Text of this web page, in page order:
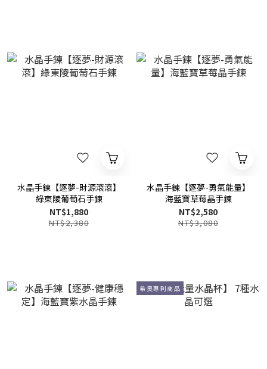
水晶手鍊【逐夢-財源滾滾】
綠東陵葡萄石手鍊
NT$1,880
NT$2,380
水晶手鍊【逐夢-勇氣能量】
海藍寶草莓晶手鍊
NT$2,580
NT$3,080
希奧專利商品